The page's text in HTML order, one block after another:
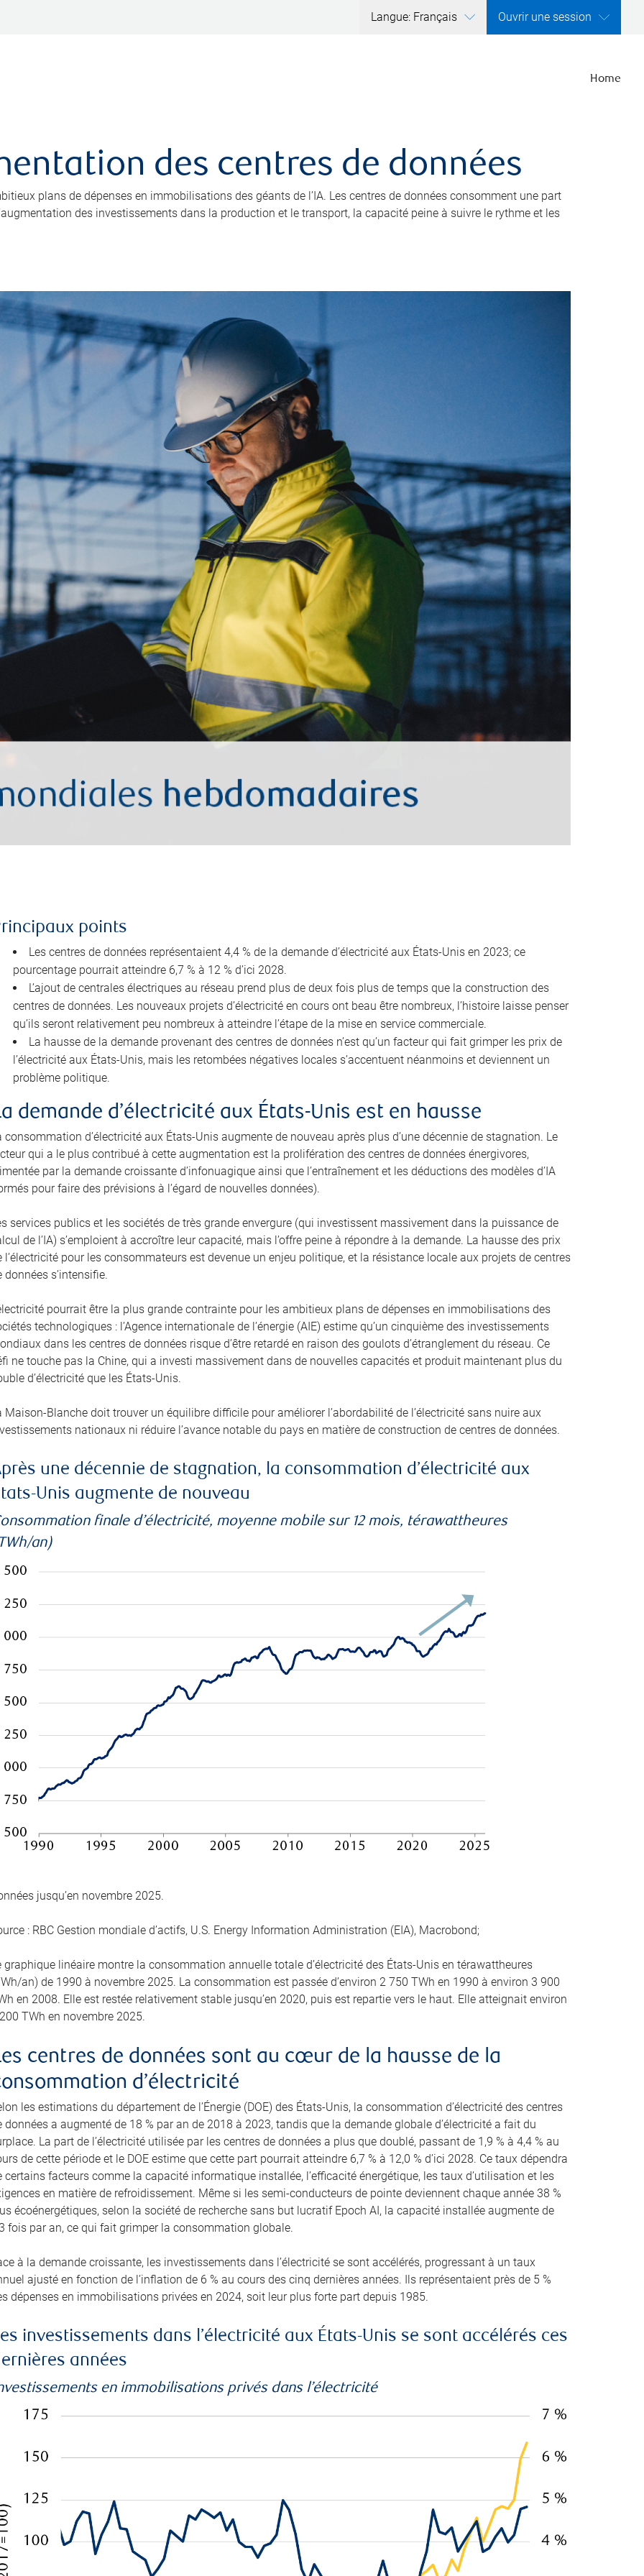
Langue: Français Ouvrir une session
Home
des centres de données
plans de dépenses en immobilisations des géants de l’IA. Les centres de données consomment une part
des investissements dans la production et le transport, la capacité peine à suivre le rythme et les
points
Les centres de données représentaient 4,4 % de la demande d’électricité aux États-Unis en 2023; ce
pourcentage pourrait atteindre 6,7 % à 12 % d’ici 2028.
L’ajout de centrales électriques au réseau prend plus de deux fois plus de temps que la construction des
centres de données. Les nouveaux projets d’électricité en cours ont beau être nombreux, l’histoire laisse penser
qu’ils seront relativement peu nombreux à atteindre l’étape de la mise en service commerciale.
La hausse de la demande provenant des centres de données n’est qu’un facteur qui fait grimper les prix de
l’électricité aux États-Unis, mais les retombées négatives locales s’accentuent néanmoins et deviennent un
problème politique.
demande d’électricité aux États-Unis est en hausse
consommation d’électricité aux États-Unis augmente de nouveau après plus d’une décennie de stagnation. Le
qui a le plus contribué à cette augmentation est la prolifération des centres de données énergivores,
par la demande croissante d’infonuagique ainsi que l’entraînement et les déductions des modèles d’IA
pour faire des prévisions à l’égard de nouvelles données).
services publics et les sociétés de très grande envergure (qui investissent massivement dans la puissance de
de l’IA) s’emploient à accroître leur capacité, mais l’offre peine à répondre à la demande. La hausse des prix
l’électricité pour les consommateurs est devenue un enjeu politique, et la résistance locale aux projets de centres
données s’intensifie.
pourrait être la plus grande contrainte pour les ambitieux plans de dépenses en immobilisations des
technologiques : l’Agence internationale de l’énergie (AIE) estime qu’un cinquième des investissements
dans les centres de données risque d’être retardé en raison des goulots d’étranglement du réseau. Ce
ne touche pas la Chine, qui a investi massivement dans de nouvelles capacités et produit maintenant plus du
d’électricité que les États-Unis.
Maison-Blanche doit trouver un équilibre difficile pour améliorer l’abordabilité de l’électricité sans nuire aux
nationaux ni réduire l’avance notable du pays en matière de construction de centres de données.
une décennie de stagnation, la consommation d’électricité aux
Unis augmente de nouveau
finale d’électricité, moyenne mobile sur 12 mois, térawattheures
an)
jusqu’en novembre 2025.
: RBC Gestion mondiale d’actifs, U.S. Energy Information Administration (EIA), Macrobond;
graphique linéaire montre la consommation annuelle totale d’électricité des États-Unis en térawattheures
an) de 1990 à novembre 2025. La consommation est passée d’environ 2 750 TWh en 1990 à environ 3 900
en 2008. Elle est restée relativement stable jusqu’en 2020, puis est repartie vers le haut. Elle atteignait environ
TWh en novembre 2025.
centres de données sont au cœur de la hausse de la
d’électricité
les estimations du département de l’Énergie (DOE) des États-Unis, la consommation d’électricité des centres
données a augmenté de 18 % par an de 2018 à 2023, tandis que la demande globale d’électricité a fait du
La part de l’électricité utilisée par les centres de données a plus que doublé, passant de 1,9 % à 4,4 % au
de cette période et le DOE estime que cette part pourrait atteindre 6,7 % à 12,0 % d’ici 2028. Ce taux dépendra
certains facteurs comme la capacité informatique installée, l’efficacité énergétique, les taux d’utilisation et les
en matière de refroidissement. Même si les semi-conducteurs de pointe deviennent chaque année 38 %
écoénergétiques, selon la société de recherche sans but lucratif Epoch AI, la capacité installée augmente de
fois par an, ce qui fait grimper la consommation globale.
à la demande croissante, les investissements dans l’électricité se sont accélérés, progressant à un taux
ajusté en fonction de l’inflation de 6 % au cours des cinq dernières années. Ils représentaient près de 5 %
dépenses en immobilisations privées en 2024, soit leur plus forte part depuis 1985.
investissements dans l’électricité aux États-Unis se sont accélérés ces
années
en immobilisations privés dans l’électricité